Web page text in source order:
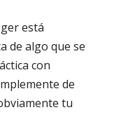
está
de algo que se
con
de
tu